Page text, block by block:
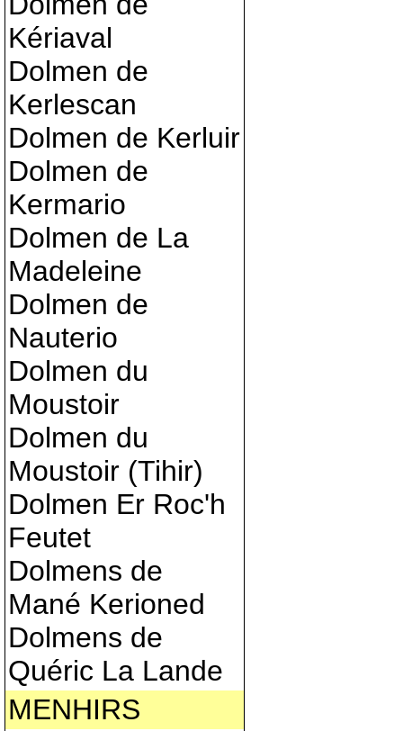
Kériaval
Dolmen de
Kerlescan
Dolmen de Kerluir
Dolmen de
Kermario
Dolmen de La
Madeleine
Dolmen de
Nauterio
Dolmen du
Moustoir
Dolmen du
Moustoir (Tihir)
Dolmen Er Roc'h
Feutet
Dolmens de
Mané Kerioned
Dolmens de
Quéric La Lande
MENHIRS